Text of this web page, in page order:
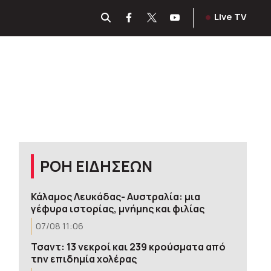
Live TV
ΡΟΗ ΕΙΔΗΣΕΩΝ
Κάλαμος Λευκάδας- Αυστραλία: μια
γέφυρα ιστορίας, μνήμης και φιλίας
07/08 11:06
Τσαντ: 13 νεκροί και 239 κρούσματα από
την επιδημία χολέρας